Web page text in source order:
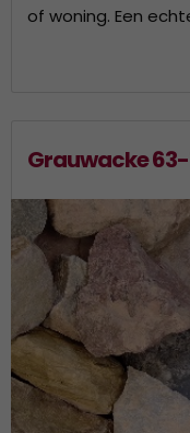
of woning. Een
Grauwacke